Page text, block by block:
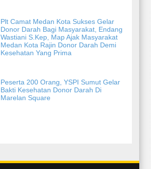
Plt Camat Medan Kota Sukses Gelar
Donor Darah Bagi Masyarakat, Endang
Wastiani S.Kep, Map Ajak Masyarakat
Medan Kota Rajin Donor Darah Demi
Kesehatan Yang Prima
Peserta 200 Orang, YSPI Sumut Gelar
Bakti Kesehatan Donor Darah Di
Marelan Square